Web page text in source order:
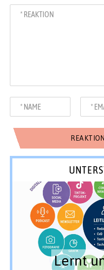
Lernt